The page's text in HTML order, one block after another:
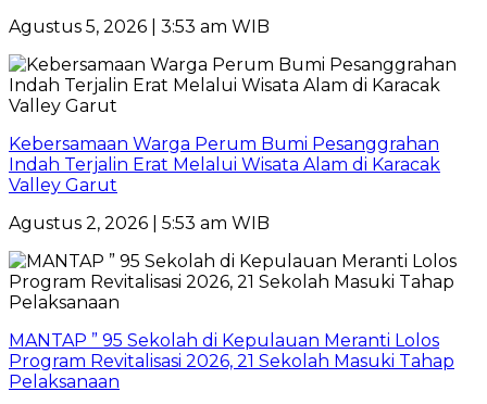
Agustus 5, 2026 | 3:53 am WIB
Kebersamaan Warga Perum Bumi Pesanggrahan
Indah Terjalin Erat Melalui Wisata Alam di Karacak
Valley Garut
Agustus 2, 2026 | 5:53 am WIB
MANTAP ” 95 Sekolah di Kepulauan Meranti Lolos
Program Revitalisasi 2026, 21 Sekolah Masuki Tahap
Pelaksanaan